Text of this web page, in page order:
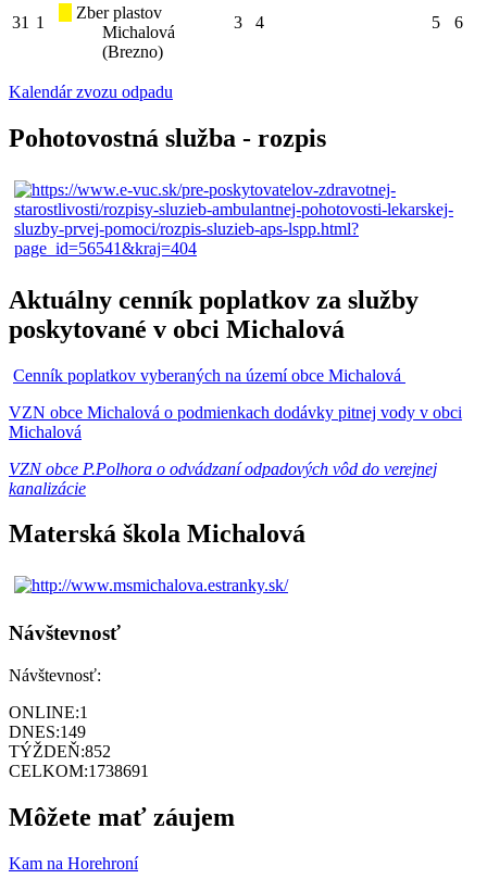
31 1
Zber plastov
Michalová
(Brezno)
3 4 5 6
Kalendár zvozu odpadu
Pohotovostná služba - rozpis
Aktuálny cenník poplatkov za služby
poskytované v obci Michalová
Cenník poplatkov vyberaných na území obce Michalová
VZN obce Michalová o podmienkach dodávky pitnej vody v obci
Michalová
VZN obce P.Polhora o odvádzaní odpadových vôd do verejnej
kanalizácie
Materská škola Michalová
Návštevnosť
Návštevnosť:
ONLINE:1
DNES:149
TÝŽDEŇ:852
CELKOM:1738691
Môžete mať záujem
Kam na Horehroní